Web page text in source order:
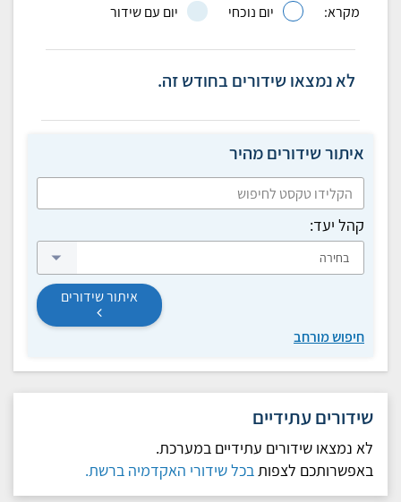
מקרא: יום נוכחי יום עם שידור
לא נמצאו שידורים בחודש זה.
איתור שידורים מהיר
קהל יעד:
בחירה
איתור שידורים
חיפוש מורחב
שידורים עתידיים
לא נמצאו שידורים עתידיים במערכת.
באפשרותכם לצפותבכל שידורי האקדמיה ברשת.